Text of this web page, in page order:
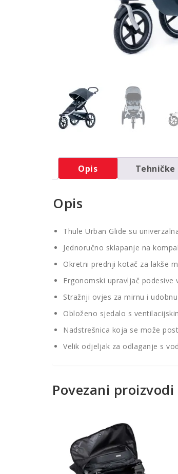
Opis
Opis
Thule Urban Glide su
Jednoručno sklapanje na
Okretni prednji kotač za lakše
Ergonomski upravljač
Stražnji ovjes za mirnu i
Obloženo sjedalo s
Nadstrešnica koja se može
Velik odjeljak za odlaganje s
Povezani proizvodi